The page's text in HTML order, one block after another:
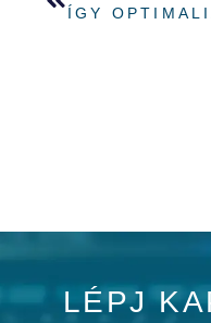
LÉPJ